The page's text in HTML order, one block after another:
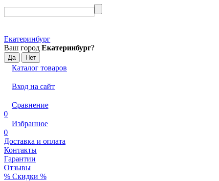
Екатеринбург
Ваш город Екатеринбург?
Каталог товаров
Вход на сайт
Сравнение
0
Избранное
0
Доставка и оплата
Контакты
Гарантии
Отзывы
% Скидки %